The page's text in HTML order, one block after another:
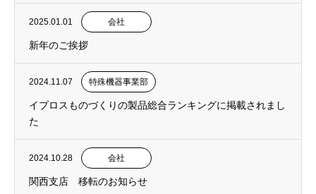
2025.01.01 会社
新年のご挨拶
2024.11.07 特殊機器事業部
イプロスものづくりの製品総合ランキングに掲載されまし
た
2024.10.28 会社
関西支店 移転のお知らせ